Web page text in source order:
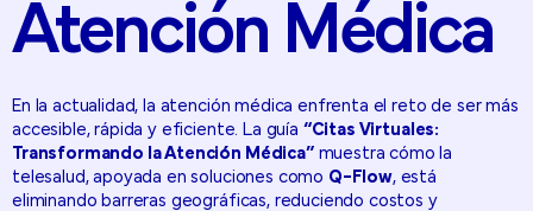
Atención Médica
En la actualidad, la atención médica enfrenta el reto de ser más
accesible, rápida y eficiente. La guía “Citas Virtuales:
Transformando la Atención Médica”muestra cómo la
telesalud, apoyada en soluciones como Q-Flow, está
eliminando barreras geográficas, reduciendo costos y